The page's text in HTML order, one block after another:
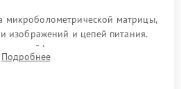
микроболометрической матрицы,
изображений и цепей питания.
шлейфов, модуля памяти и
сгоревших SMD-компонентов
Подробнее